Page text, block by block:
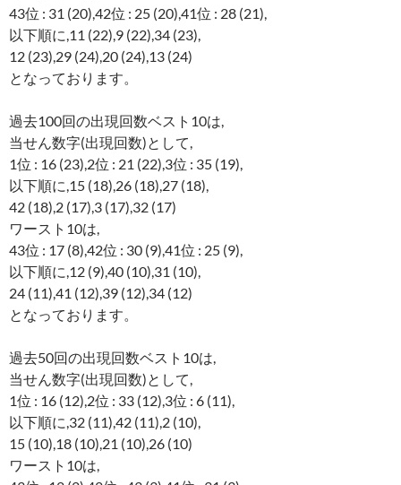
43位 : 31 (20),42位 : 25 (20),41位 : 28 (21),
以下順に,11 (22),9 (22),34 (23),
12 (23),29 (24),20 (24),13 (24)
となっております。
過去100回の出現回数ベスト10は,
当せん数字(出現回数)として,
1位 : 16 (23),2位 : 21 (22),3位 : 35 (19),
以下順に,15 (18),26 (18),27 (18),
42 (18),2 (17),3 (17),32 (17)
ワースト10は,
43位 : 17 (8),42位 : 30 (9),41位 : 25 (9),
以下順に,12 (9),40 (10),31 (10),
24 (11),41 (12),39 (12),34 (12)
となっております。
過去50回の出現回数ベスト10は,
当せん数字(出現回数)として,
1位 : 16 (12),2位 : 33 (12),3位 : 6 (11),
以下順に,32 (11),42 (11),2 (10),
15 (10),18 (10),21 (10),26 (10)
ワースト10は,